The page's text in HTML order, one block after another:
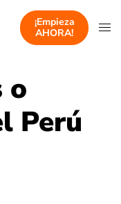
¡Empieza
AHORA!
o
Perú